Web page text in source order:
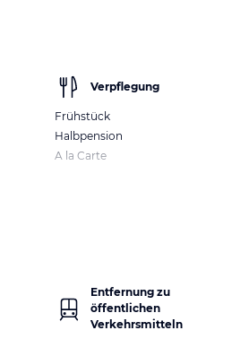
Verpflegung
Frühstück
Halbpension
A la Carte
Entfernung zu
öffentlichen
Verkehrsmitteln